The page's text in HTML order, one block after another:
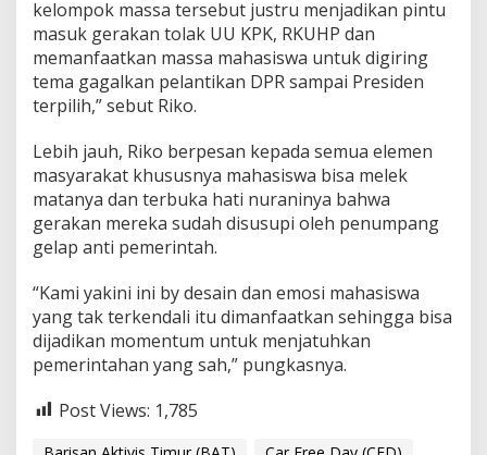
kelompok massa tersebut justru menjadikan pintu
masuk gerakan tolak UU KPK, RKUHP dan
memanfaatkan massa mahasiswa untuk digiring
tema gagalkan pelantikan DPR sampai Presiden
terpilih,” sebut Riko.
Lebih jauh, Riko berpesan kepada semua elemen
masyarakat khususnya mahasiswa bisa melek
matanya dan terbuka hati nuraninya bahwa
gerakan mereka sudah disusupi oleh penumpang
gelap anti pemerintah.
“Kami yakini ini by desain dan emosi mahasiswa
yang tak terkendali itu dimanfaatkan sehingga bisa
dijadikan momentum untuk menjatuhkan
pemerintahan yang sah,” pungkasnya.
Post Views: 1,785